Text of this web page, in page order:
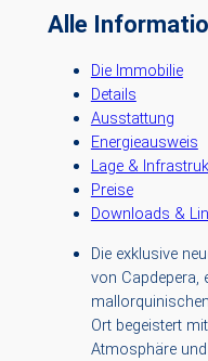
Alle
Die Immobilie
Details
Ausstattung
Energieausweis
Lage &
Preise
Downloads &
Die exklusive
von Capdepera,
Ort begeistert
Atmosphäre